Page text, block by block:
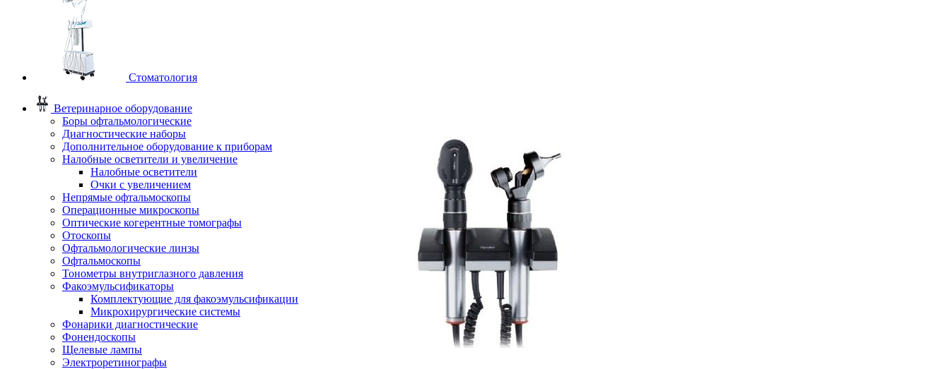
Стоматология
Ветеринарное оборудование
Боры офтальмологические
Диагностические наборы
Дополнительное оборудование к приборам
Налобные осветители и увеличение
Налобные осветители
Очки с увеличением
Непрямые офтальмоскопы
Операционные микроскопы
Оптические когерентные томографы
Отоскопы
Офтальмологические линзы
Офтальмоскопы
Тонометры внутриглазного давления
Факоэмульсификаторы
Комплектующие для факоэмульсификации
Микрохирургические системы
Фонарики диагностические
Фонендоскопы
Щелевые лампы
Электроретинографы